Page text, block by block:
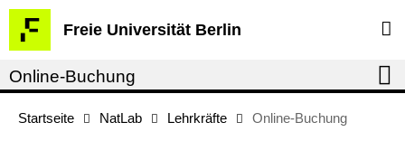
Springe
direkt
zu
Inhalt
Freie Universität Berlin
Service-
Navigation
Online-Buchung
Startseite NatLab Lehrkräfte Online-Buchung